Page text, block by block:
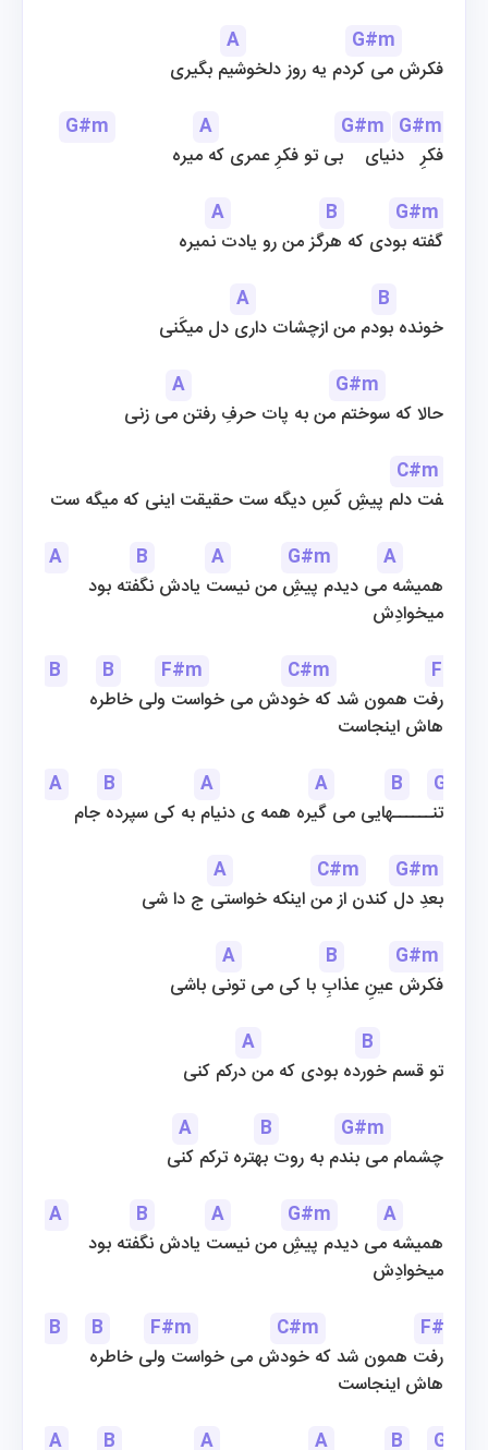
A
G#m
  فکرش می کردم یه روز دلخوشیم بگیری
G#m
A G#m G#m
فکرِ   دنیای    بی تو فکرِ عمری که میره
A
B
G#m
گفته بودی که هرگز من رو یادت نمیره
A
B
خونده بودم من ازچشات داری دل میکَنی
A
G#m
حالا که سوختم من به پات حرفِ رفتن می زنی
C#m
گفت دلم پیشِ کَسِ دیگه ست حقیقت اینی که میگه ست
A
B A G#m A
همیشه می دیدم پیشِ من نیست یادش نگفته بود
میخوادِش
B
B F#m C#m
F#m
رفت همون شد که خودش می خواست ولی خاطره
هاش اینجاست
A
B A A B
G#m
تنــــــهایی می گیره همه ی دنیام به کی سپرده جام
A
C#m
G#m
بعدِ دل کندن از من اینکه خواستی ج دا شی
A
B
G#m
فکرش عینِ عذابِ با کی می تونی باشی
A
B
تو قسم خورده بودی که من درکم کنی
A
B
G#m
چشمام می بندم به روت بهتره ترکم کنی
A
B A G#m A
همیشه می دیدم پیشِ من نیست یادش نگفته بود
میخوادِش
B
B F#m C#m
F#m
رفت همون شد که خودش می خواست ولی خاطره
هاش اینجاست
A
B A A B G#m